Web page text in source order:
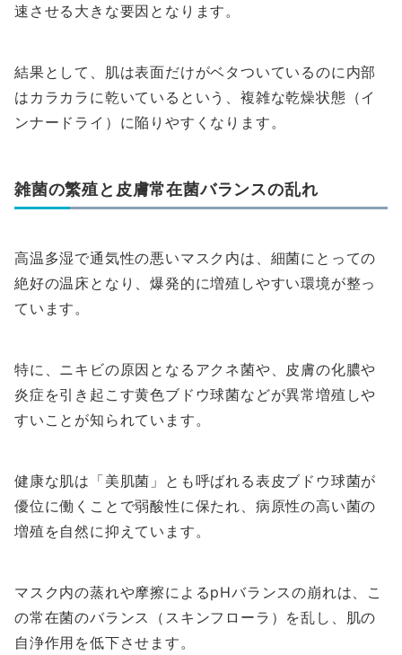
速させる大きな要因となります。
結果として、肌は表面だけがベタついているのに内部
はカラカラに乾いているという、複雑な乾燥状態（イ
ンナードライ）に陥りやすくなります。
雑菌の繁殖と皮膚常在菌バランスの乱れ
高温多湿で通気性の悪いマスク内は、細菌にとっての
絶好の温床となり、爆発的に増殖しやすい環境が整っ
ています。
特に、ニキビの原因となるアクネ菌や、皮膚の化膿や
炎症を引き起こす黄色ブドウ球菌などが異常増殖しや
すいことが知られています。
健康な肌は「美肌菌」とも呼ばれる表皮ブドウ球菌が
優位に働くことで弱酸性に保たれ、病原性の高い菌の
増殖を自然に抑えています。
マスク内の蒸れや摩擦によるpHバランスの崩れは、こ
の常在菌のバランス（スキンフローラ）を乱し、肌の
自浄作用を低下させます。